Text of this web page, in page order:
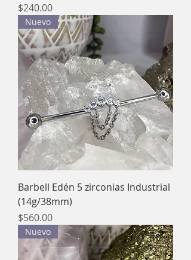
Precio
$240.00
Nuevo
Barbell Edén 5 zirconias Industrial
(14g/38mm)
Precio
$560.00
Nuevo